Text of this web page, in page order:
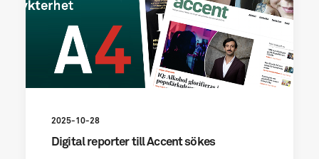
2025-10-28
Digital reporter till Accent sökes